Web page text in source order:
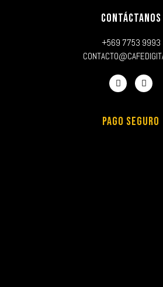
CONTÁCTANOS
+569 7753 9993
PAGO SEGURO